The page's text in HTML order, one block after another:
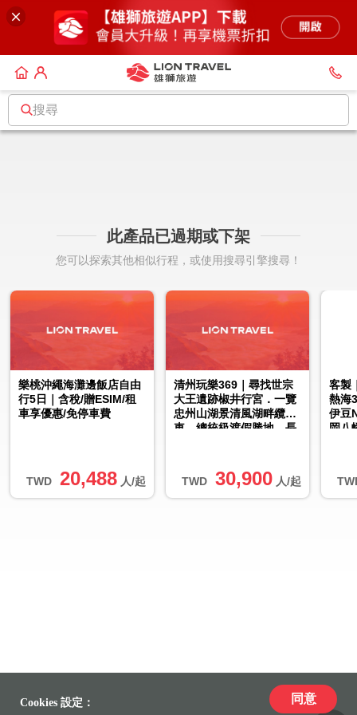
搜尋
此產品已過期或下架
您可以探索其他相似行程，或使用搜尋引擎搜尋！
TWD 20,488 人/起
樂桃沖繩海灘邊飯店自由
行5日｜含稅/贈ESIM/租
車享優惠/免停車費
TWD 30,900 人/起
清州玩樂369｜尋找世宗
大王遺跡椒井行宮．一覽
忠州山湖景清風湖畔纜
車．總統級渡假勝地．長
客製
熱海
伊豆
岡八
Cookies 設定： 同意